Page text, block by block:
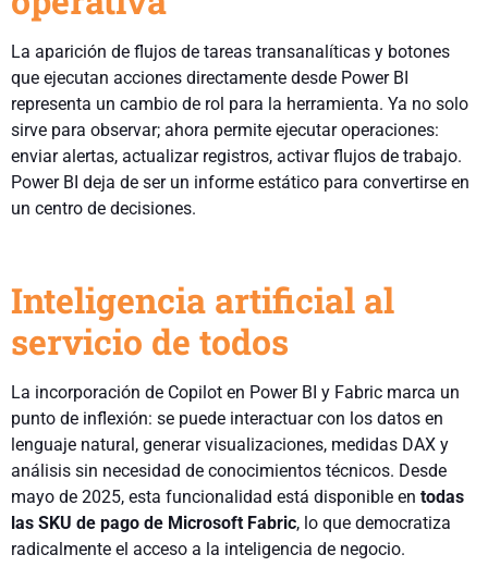
La aparición de flujos de tareas transanalíticas y botones
que ejecutan acciones directamente desde Power BI
representa un cambio de rol para la herramienta. Ya no solo
sirve para observar; ahora permite ejecutar operaciones:
enviar alertas, actualizar registros, activar flujos de trabajo.
Power BI deja de ser un informe estático para convertirse en
un centro de decisiones.
Inteligencia artificial al
servicio de todos
La incorporación de Copilot en Power BI y Fabric marca un
punto de inflexión: se puede interactuar con los datos en
lenguaje natural, generar visualizaciones, medidas DAX y
análisis sin necesidad de conocimientos técnicos. Desde
mayo de 2025, esta funcionalidad está disponible en todas
las SKU de pago de Microsoft Fabric, lo que democratiza
radicalmente el acceso a la inteligencia de negocio.